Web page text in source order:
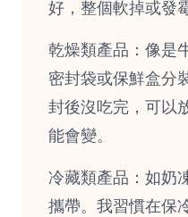
好，整個軟掉或發
乾燥類產品：像是
密封袋或保鮮盒分
封後沒吃完，可以
能會變。
冷藏類產品：如奶
攜帶。我習慣在保